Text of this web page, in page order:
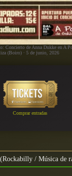
Concierto de Anna Dukke en A
(Boiro) · 5 de junio, 2026
Comprar entradas
/ Música de